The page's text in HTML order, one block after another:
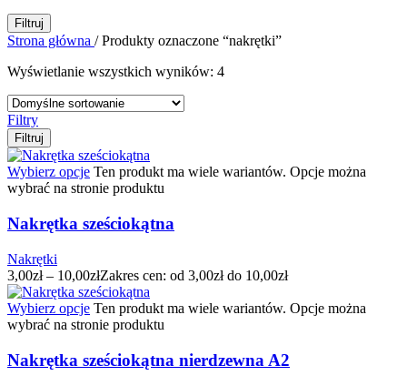
Filtruj
Strona główna / Produkty oznaczone “nakrętki”
Wyświetlanie wszystkich wyników: 4
Filtry
Filtruj
Wybierz opcje Ten produkt ma wiele wariantów. Opcje można
wybrać na stronie produktu
Nakrętka sześciokątna
Nakrętki
3,00zł – 10,00złZakres cen: od 3,00zł do 10,00zł
Wybierz opcje Ten produkt ma wiele wariantów. Opcje można
wybrać na stronie produktu
Nakrętka sześciokątna nierdzewna A2